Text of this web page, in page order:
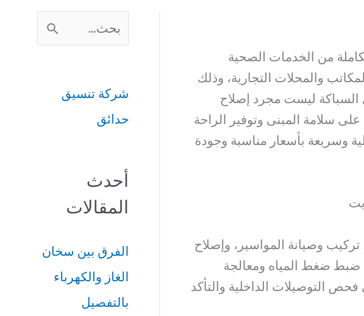
من الخدمات الصحية
والمحلات التجارية، وذلك
السباكة ليست مجرد إصلاح
سلامة المبنى وتوفير الراحة
وسريعة بأسعار مناسبة وجودة
وصيانة المواسير، وإصلاح
ضبط ضغط المياه ومعالجة
التوصيلات الداخلية والتأكد
ل
ح
ث
ن
:
شركة تنسيق
حدائق
أحدث
المقالات
الفرق بين سخان
الغاز والكهرباء
بالتفصيل